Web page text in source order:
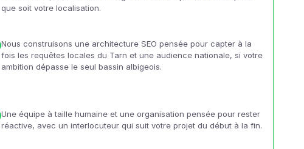
que soit votre localisation.
Nous construisons une architecture SEO pensée pour capter à la
fois les requêtes locales du Tarn et une audience nationale, si votre
ambition dépasse le seul bassin albigeois.
Une équipe à taille humaine et une organisation pensée pour rester
réactive, avec un interlocuteur qui suit votre projet du début à la fin.